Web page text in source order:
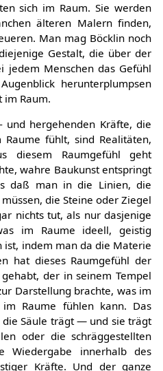
sich im Raum. Sie werden
älteren Malern finden,
Man mag Böcklin noch
Gestalt, die über der
jedem Menschen das Gefühl
herunterplumpsen
im Raum.
und hergehenden Kräfte, die
fühlt, sind Realitäten,
diesem Raumgefühl geht
wahre Baukunst entspringt
daß man in die Linien, die
die Steine oder Ziegel
nichts tut, als nur dasjenige
im Raume ideell, geistig
ist, indem man da die Materie
hat dieses Raumgefühl der
der in seinem Tempel
Darstellung brachte, was im
Raume fühlen kann. Das
Säule trägt — und sie trägt
oder die schräggestellten
Wiedergabe innerhalb des
Kräfte. Und der ganze